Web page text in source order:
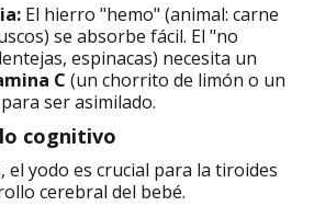
El hierro "hemo" (animal: carne
se absorbe fácil. El "no
espinacas) necesita un
C (un chorrito de limón o un
ser asimilado.
cognitivo
el yodo es crucial para la tiroides
cerebral del bebé.